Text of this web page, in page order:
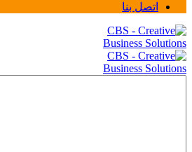
اتصل بنا